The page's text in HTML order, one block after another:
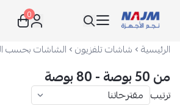
نجم الأجهزة
0
الرئيسية شاشات تلفزيون الشاشات بحسب
من 50 بوصة - 80 بوصة
ترتيب